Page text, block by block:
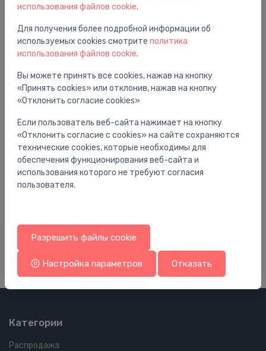
Вам также может понравиться
138.00 €
Категории
Распродажа
использования файлов cookie.
Для получения более подробной информации об
используемых cookies смотрите политика
использования файлов cookie.
Вы можете принять все cookies, нажав на кнопку
«Принять cookies» или отклонив, нажав на кнопку
«Отклонить согласие cookies»
Если пользователь веб-сайта нажимает на кнопку
«Отклонить согласие с cookies» на сайте сохраняются
технические cookies, которые необходимы для
обеспечения функционирования веб-сайта и
использования которого не требуют согласия
пользователя.
Разрешить файлы cookie
Настройка параметров Отказать